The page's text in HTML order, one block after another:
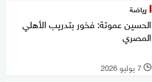
رياضة
الحسين عموتة: فخور بتدريب الأهلي
المصري
l 7 يوليو 2026